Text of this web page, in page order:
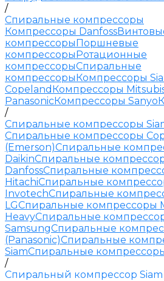
/
Спиральные компрессоры
Компрессоры Danfoss
компрессорыПоршневые
компрессорыРотационные
компрессорыСпиральные
компрессорыКомпрессоры
Copeland Компрессоры
PanasonicКомпрессоры Sanyo
/
Спиральные компрессоры
Спиральные компрессоры
(Emerson)Спиральные
DaikinСпиральные
DanfossСпиральные
HitachiСпиральные
InvotechСпиральные
LGСпиральные компрессоры
HeavyСпиральные
SamsungСпиральные
(Panasonic)Спиральные
SiamСпиральные
/
Спиральный компрессор Siam